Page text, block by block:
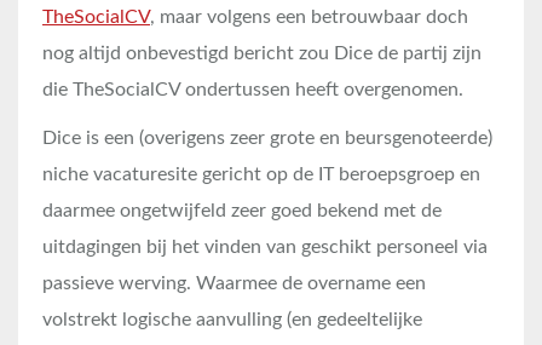
TheSocialCV, maar volgens een betrouwbaar doch
nog altijd onbevestigd bericht zou Dice de partij zijn
die TheSocialCV ondertussen heeft overgenomen.
Dice is een (overigens zeer grote en beursgenoteerde)
niche vacaturesite gericht op de IT beroepsgroep en
daarmee ongetwijfeld zeer goed bekend met de
uitdagingen bij het vinden van geschikt personeel via
passieve werving. Waarmee de overname een
volstrekt logische aanvulling (en gedeeltelijke